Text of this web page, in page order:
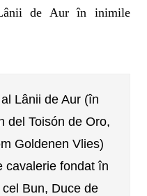
de Aur în inimile
Lânii de Aur (în
del Toisón de Oro,
Goldenen Vlies)
cavalerie fondat în
Bun, Duce de